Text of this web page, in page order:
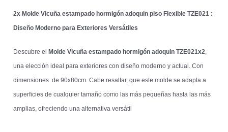
2x Molde Vicuña estampado hormigón adoquin piso Flexible TZE021 :
Diseño Moderno para Exteriores Versátiles
Descubre el Molde Vicuña estampado hormigón adoquin TZE021x2,
una elección ideal para exteriores con diseño moderno y actual. Con
dimensiones de 90x80cm. Cabe resaltar, que este molde se adapta a
superficies de cualquier tamaño como las más pequeñas hasta las más
amplias, ofreciendo una alternativa versátil